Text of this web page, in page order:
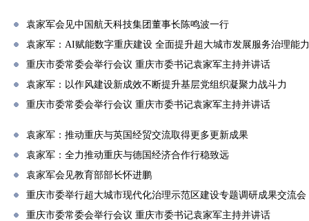
袁家军会见中国航天科技集团董事长陈鸣波一行
袁家军：AI赋能数字重庆建设 全面提升超大城市发展服务治理能力
重庆市委常委会举行会议 重庆市委书记袁家军主持并讲话
袁家军：以作风建设新成效不断提升基层党组织凝聚力战斗力
重庆市委常委会举行会议 重庆市委书记袁家军主持并讲话
袁家军：推动重庆与英国经贸交流取得更多更新成果
袁家军：全力推动重庆与德国经济合作行稳致远
袁家军会见教育部部长怀进鹏
重庆市委举行超大城市现代化治理示范区建设专题调研成果交流会
重庆市委常委会举行会议 重庆市委书记袁家军主持并讲话